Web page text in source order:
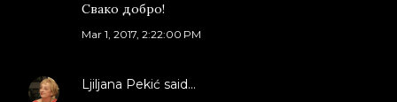
Свако добро!
Mar 1, 2017, 2:22:00 PM
Ljiljana Pekić said…